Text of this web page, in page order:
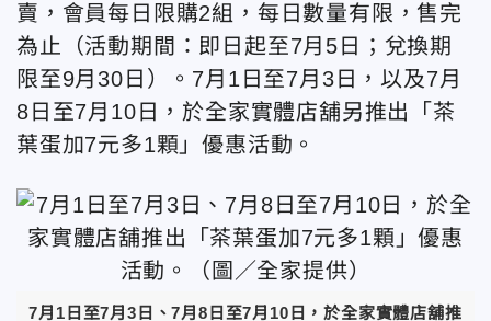
賣，會員每日限購2組，每日數量有限，售完
為止（活動期間：即日起至7月5日；兌換期
限至9月30日）。7月1日至7月3日，以及7月
8日至7月10日，於全家實體店舖另推出「茶
葉蛋加7元多1顆」優惠活動。
7月1日至7月3日、7月8日至7月10日，於全家實體店舖推